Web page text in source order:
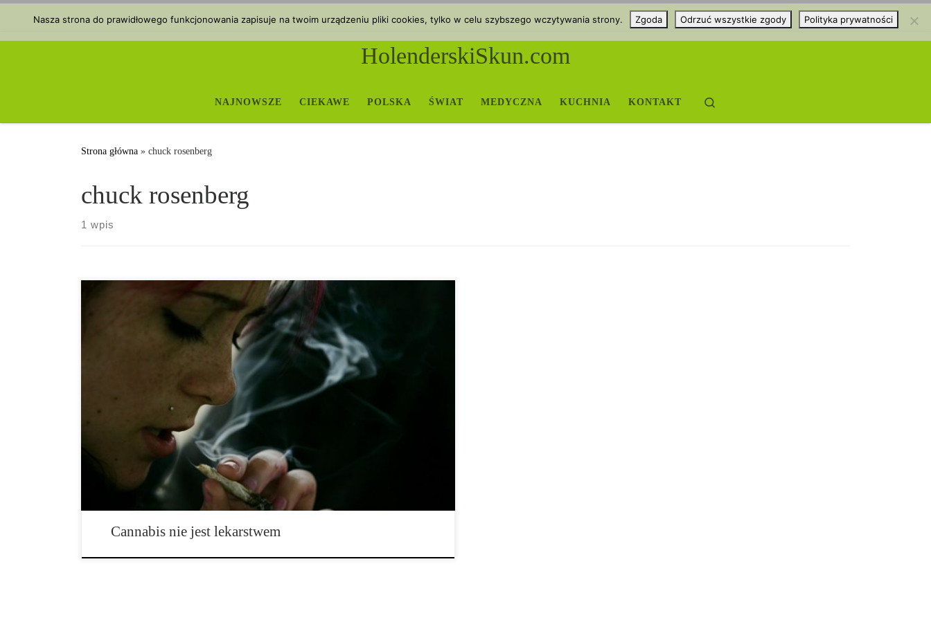
Przejdź do treści
HolenderskiSkun.com
NAJNOWSZE CIEKAWE POLSKA ŚWIAT MEDYCZNA KUCHNIA KONTAKT
Strona główna » chuck rosenberg
chuck rosenberg
1 wpis
Szef DEA powiedział: Cannabis nie jest lekarstwem. Pomimo wszelkich dowodów i
badań, szef rządu DEA powiedział wczoraj, że marihuana nie jest lekarstwem. Wczoraj,
podczas przemówienia w Cleveland Clinic w Ohio, szef DEA Chuck Rosenberg bardzo
wyraźnie przedstawił swoje stanowisko w sprawie cannabis, stwierdzając że marihuana
nie jest lekarstwem. „Jeśli palona marihuana okaże się pomóc komukolwiek to
świetnie,” powiedział Rosenberg. „Będę […]
Cannabis nie jest lekarstwem
Nasza strona do prawidłowego funkcjonowania zapisuje na twoim urządzeniu pliki cookies, tylko w celu szybszego wczytywania strony. Zgoda Odrzuć wszystkie zgody Polityka prywatności